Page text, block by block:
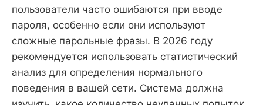
пользователи часто ошибаются при вводе
пароля, особенно если они используют
сложные парольные фразы. В 2026 году
рекомендуется использовать статистический
анализ для определения нормального
поведения в вашей сети. Система должна